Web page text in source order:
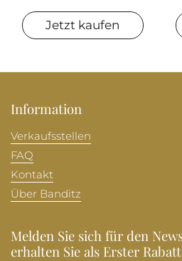
Jetzt kaufen
Information
Verkaufsstellen
FAQ
Kontakt
Über Banditz
Melden Sie sich für den
erhalten Sie als Erster